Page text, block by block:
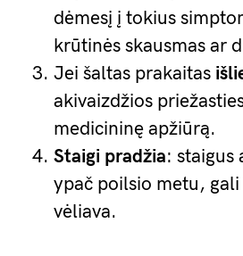
dėmesį į tokius
krūtinės skausmas ar
Jei šaltas prakaitas
akivaizdžios
medicininę apžiūrą.
Staigi pradžia: staigus
ypač poilsio metu,
vėliava.